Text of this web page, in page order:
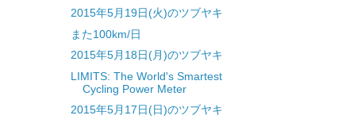
2015年5月19日(火)のツブヤキ
また100km/日
2015年5月18日(月)のツブヤキ
LIMITS: The World's Smartest
Cycling Power Meter
2015年5月17日(日)のツブヤキ